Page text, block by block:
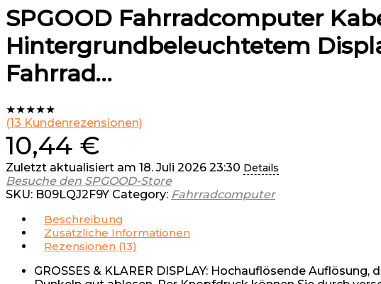
SPGOOD Fahrradcomputer
Hintergrundbeleuchtetem
Fahrrad…
★★★★★
(13 Kundenrezensionen)
10,44 €
Zuletzt aktualisiert am 18. Juli 2026 23:30 Details
Besuche den SPGOOD-Store
SKU: B09LQJ2F9Y Category: Fahrradcomputer
Beschreibung
Zusätzliche Informationen
Rezensionen (13)
GROSSES & KLARER DISPLAY: Hochauflösende